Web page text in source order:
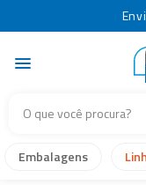
Embalagens